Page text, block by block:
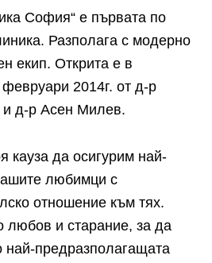
София“ е първата по
Разполага с модерно
екип. Открита е в
2014г. от д-р
д-р Асен Милев.
кауза да осигурим най-
любимци с
отношение към тях.
любов и старание, за да
най-предразполагащата